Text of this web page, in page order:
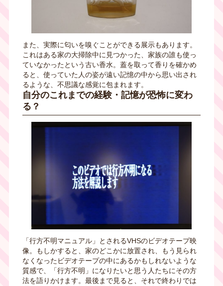
また、実際に匂いを嗅ぐことができる展示もあります。
これはある家の大掃除中に見つかった、家族の誰も使っ
ていなかったという古い香水。蓋を取って香りを確かめ
ると、使っていた人の姿が遠い記憶の中から思い出され
るような、不思議な感覚に包まれます。
自分のこれまでの経験・記憶が恐怖に変わ
る？
「行方不明マニュアル」とされるVHSのビデオテープ映
像。もしかすると、家のどこかに放置され、もう見られ
なくなったビデオテープの中にあるかもしれないような
質感で、「行方不明」になりたいと思う人たちにその方
法を語りかけます。最後まで見ると、それで終わりでは